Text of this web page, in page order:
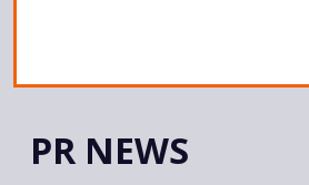
PR NEWS